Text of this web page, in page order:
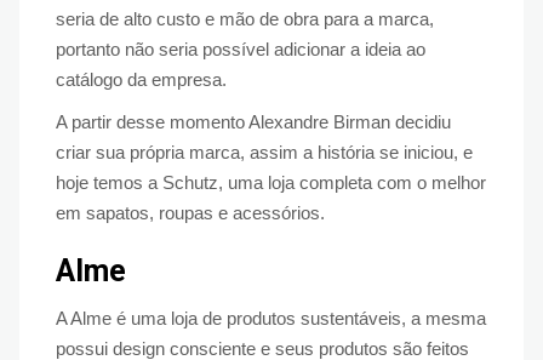
seria de alto custo e mão de obra para a marca,
portanto não seria possível adicionar a ideia ao
catálogo da empresa.
A partir desse momento Alexandre Birman decidiu
criar sua própria marca, assim a história se iniciou, e
hoje temos a Schutz, uma loja completa com o melhor
em sapatos, roupas e acessórios.
Alme
A Alme é uma loja de produtos sustentáveis, a mesma
possui design consciente e seus produtos são feitos